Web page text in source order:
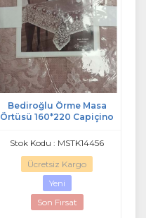
Bediroğlu Örme Masa
Örtüsü 160*220 Capiçino
Stok Kodu : MSTK14456
Ücretsiz Kargo
Yeni
Son Fırsat